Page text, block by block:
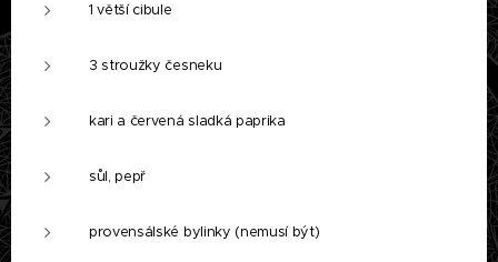
1 větší cibule
3 stroužky česneku
kari a červená sladká paprika
sůl, pepř
provensálské bylinky (nemusí být)